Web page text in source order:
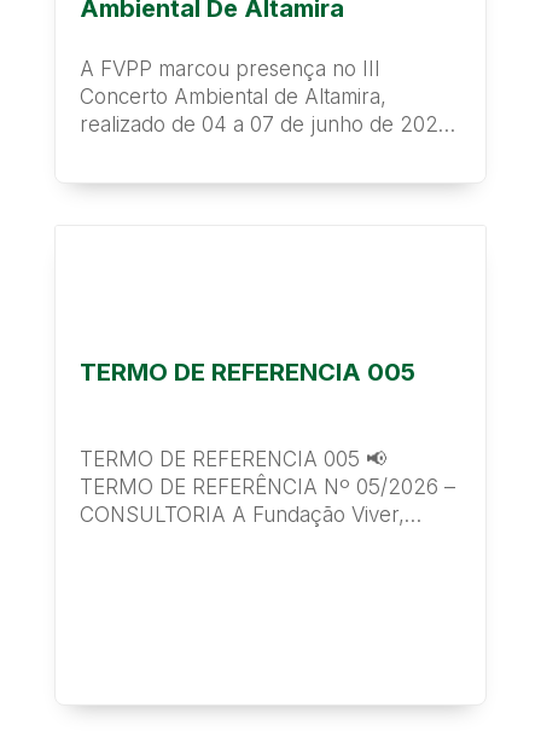
Ambiental De Altamira
A FVPP marcou presença no III
Concerto Ambiental de Altamira,
realizado de 04 a 07 de junho de 2024
TERMO DE REFERENCIA 005
TERMO DE REFERENCIA 005 📢
TERMO DE REFERÊNCIA Nº 05/2026 –
CONSULTORIA A Fundação Viver,